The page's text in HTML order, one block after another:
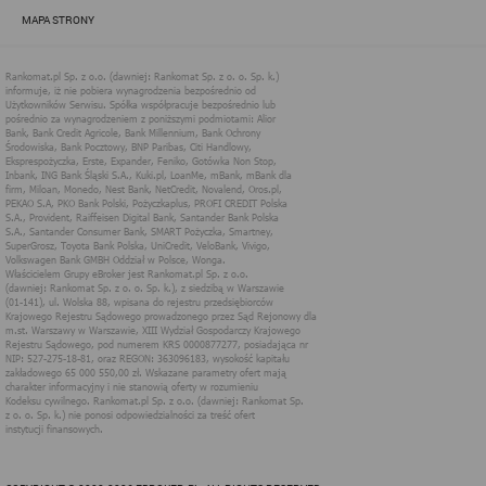
MAPA STRONY
dostosowanie usług, świadczonych w ramach serwisu do potrzeb
Więcej informacji na temat stosowania technologii cookies w
serwisie dostępne jest w Polityce Cookies.
Polityka Cookies serwisów
internetowych spółki Rankomat.pl Sp. z
o.o. (dawniej: Rankomat Sp. z o. o. Sp.
k.)
Rankomat.pl Sp. z o.o. (dawniej: Rankomat Sp. z o. o. Sp. k.), z
siedzibą w Warszawie (01-141), ul. Wolska 88, wpisana do rejestru
przedsiębiorców Krajowego Rejestru Sądowego prowadzonego
przez Sąd Rejonowy dla m.st. Warszawy w Warszawie, XIII
Wydział Gospodarczy Krajowego Rejestru Sądowego, pod
numerem KRS 0000877277, posiadająca nr NIP: 527-275-18-81,
oraz REGON: 363096183, zwana dalej "Rankomat" wykorzystuje
na swoich stronach internetowych technologię "cookies".
Zasady wykorzystania informacji dostarczonych przez
użytkownika w ramach technologii cookies w trakcie korzystania
ze stron internetowych i Rankomat określa niniejszy dokument.